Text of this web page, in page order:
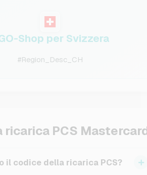
Shop per Svizzera
#Region_Desc_CH
ricarica PCS
il codice della ricarica PCS?